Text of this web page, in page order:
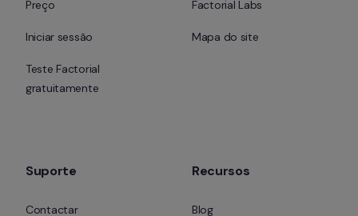
Preço
Iniciar sessão
Teste Factorial
gratuitamente
Factorial Labs
Mapa do site
Suporte
Contactar
Recursos
Blog